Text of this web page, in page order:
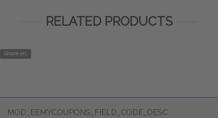
RELATED PRODUCTS
Share on:
MOD_EEMYCOUPONS_FIELD_CODE_DESC